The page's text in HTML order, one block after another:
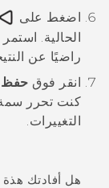
اضغط على
الحالية. استمر
راضيًا عن
انقر فوق حفظ
كنت تحرر سمة
التغييرات.
هل أفادتك هذة